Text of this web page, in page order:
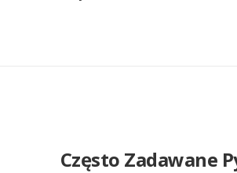
Często Zadawane